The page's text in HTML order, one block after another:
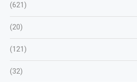
(621)
(20)
(121)
(32)